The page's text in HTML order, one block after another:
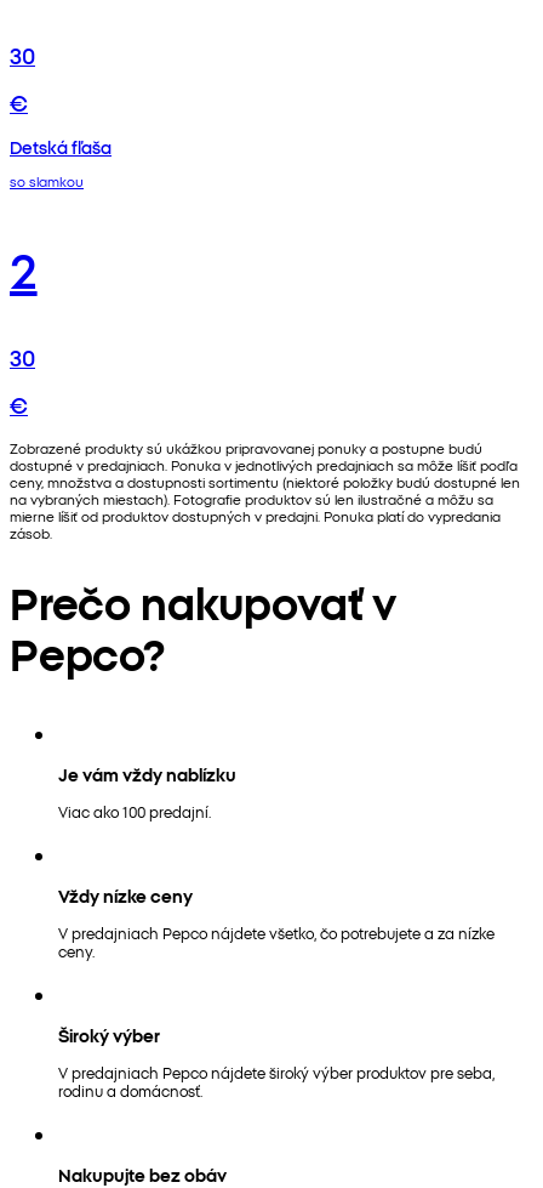
30
€
Detská fľaša
so slamkou
2
30
€
Zobrazené produkty sú ukážkou pripravovanej ponuky a postupne budú
dostupné v predajniach. Ponuka v jednotlivých predajniach sa môže líšiť podľa
ceny, množstva a dostupnosti sortimentu (niektoré položky budú dostupné len
na vybraných miestach). Fotografie produktov sú len ilustračné a môžu sa
mierne líšiť od produktov dostupných v predajni. Ponuka platí do vypredania
zásob.
Prečo nakupovať v
Pepco?
Je vám vždy nablízku
Viac ako 100 predajní.
Vždy nízke ceny
V predajniach Pepco nájdete všetko, čo potrebujete a za nízke
ceny.
Široký výber
V predajniach Pepco nájdete široký výber produktov pre seba,
rodinu a domácnosť.
Nakupujte bez obáv